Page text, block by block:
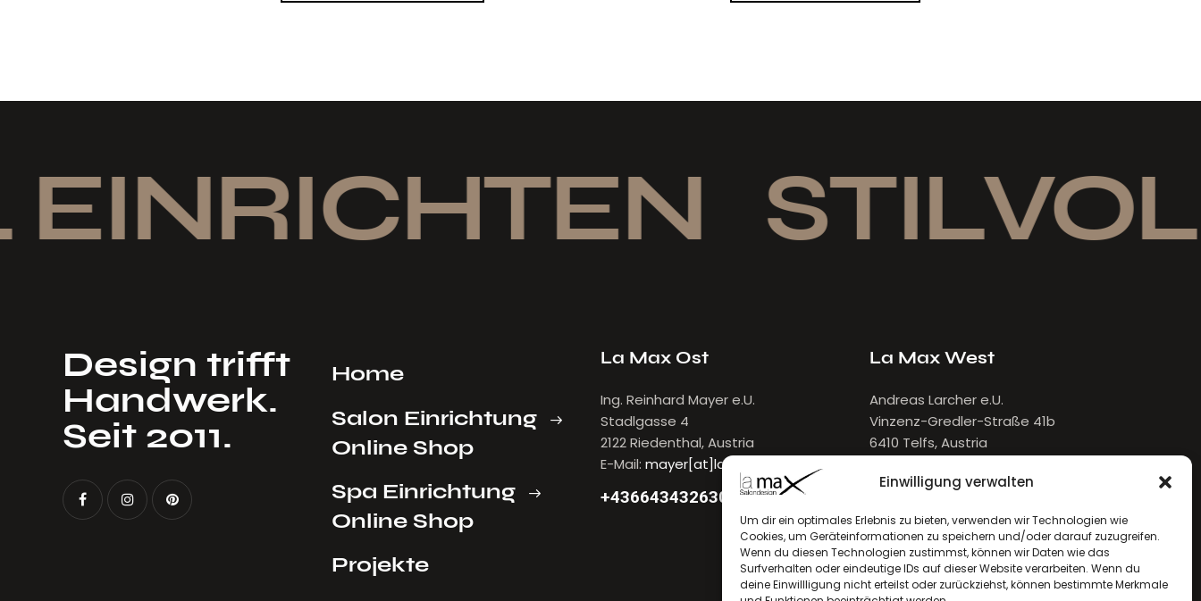
Einwilligung verwalten
Um dir ein optimales Erlebnis zu bieten, verwenden wir Technologien wie
Cookies, um Geräteinformationen zu speichern und/oder darauf zuzugreifen.
Wenn du diesen Technologien zustimmst, können wir Daten wie das
Surfverhalten oder eindeutige IDs auf dieser Website verarbeiten. Wenn du
deine Einwillligung nicht erteilst oder zurückziehst, können bestimmte Merkmale
Design trifft
Handwerk.
Seit 2011.
Home
Salon Einrichtung
Online Shop
Spa Einrichtung
Online Shop
Projekte
La Max Ost
Ing. Reinhard Mayer e.U.
Stadlgasse 4
2122 Riedenthal, Austria
E-Mail: mayer[at]lamax.at
+436643432630
La Max West
Andreas Larcher e.U.
Vinzenz-Gredler-Straße 41b
6410 Telfs, Austria
+436643432632